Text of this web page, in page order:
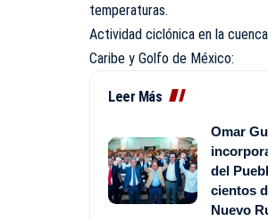
temperaturas.
Actividad ciclónica en la
Caribe y Golfo de México:
Leer Más
Omar
del
cientos
Nuevo